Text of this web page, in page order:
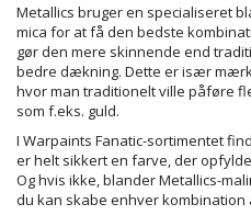
Metallics bruger en specialiseret
mica for at få den bedste
gør den mere skinnende end
bedre dækning. Dette er især
hvor man traditionelt ville påføre
som f.eks. guld.
I Warpaints Fanatic-sortimentet
er helt sikkert en farve, der
Og hvis ikke, blander Metallics-
du kan skabe enhver kombination